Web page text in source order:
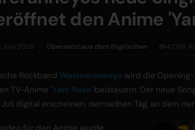
den Anime
1 Juni 2026 Übersetzt aus dem Englischen 4,066
Rockband Wasureranneyo wird die
TV-Anime 'Yani Neko' beisteuern. Der neue
Juli digital erscheinen, demselben Tag, an dem
für den Anime wurde